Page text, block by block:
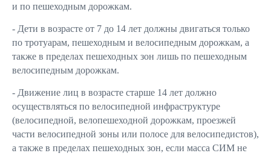
и по пешеходным дорожкам.
- Дети в возрасте от 7 до 14 лет должны двигаться только
по тротуарам, пешеходным и велосипедным дорожкам, а
также в пределах пешеходных зон лишь по пешеходным
велосипедным дорожкам.
- Движение лиц в возрасте старше 14 лет должно
осуществляться по велосипедной инфраструктуре
(велосипедной, велопешеходной дорожкам, проезжей
части велосипедной зоны или полосе для велосипедистов),
а также в пределах пешеходных зон, если масса СИМ не